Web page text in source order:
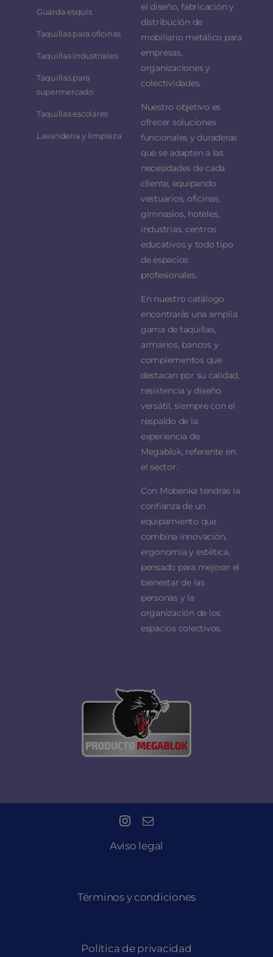
Guarda esquís
Taquillas para oficinas
Taquillas industriales
Taquillas para
supermercado
Taquillas escolares
Lavandería y limpieza
el diseño, fabricación y
distribución de
mobiliario metálico para
empresas,
organizaciones y
colectividades.
Nuestro objetivo es
ofrecer soluciones
funcionales y duraderas
que se adapten a las
necesidades de cada
cliente, equipando
vestuarios, oficinas,
gimnasios, hoteles,
industrias, centros
educativos y todo tipo
de espacios
profesionales.
En nuestro catálogo
encontrarás una amplia
gama de taquillas,
armarios, bancos y
complementos que
destacan por su calidad,
resistencia y diseño
versátil, siempre con el
respaldo de la
experiencia de
Megablok, referente en
el sector.
Con Mobenka tendrás la
confianza de un
equipamiento que
combina innovación,
ergonomía y estética,
pensado para mejorar el
bienestar de las
personas y la
organización de los
espacios colectivos.
Aviso legal
Términos y condiciones
Política de privacidad